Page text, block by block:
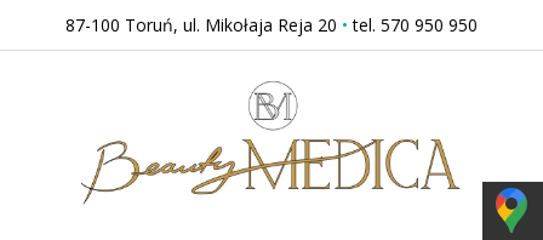
87-100 Toruń, ul. Mikołaja Reja 20 • tel. 570 950 950